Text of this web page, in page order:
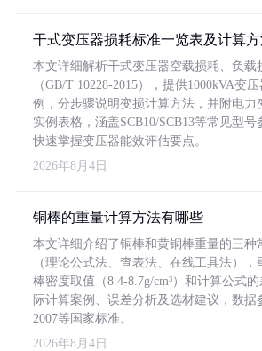
干式变压器损耗标准一览表及计算
本文详细解析干式变压器空载损耗、负载
（GB/T 10228-2015），提供1000kVA变
例，分步骤说明变损计算方法，并附电力
实例表格，涵盖SCB10/SCB13等常见型
快速掌握变压器能效评估要点。
2026年8月4日
铜棒的重量计算方法有哪些
本文详细介绍了铜棒和黄铜棒重量的三种
（理论公式法、查表法、在线工具法），
棒密度取值（8.4-8.7g/cm³）和计算公式
际计算案例、误差分析及选材建议，数据
2007等国家标准。
2026年8月4日